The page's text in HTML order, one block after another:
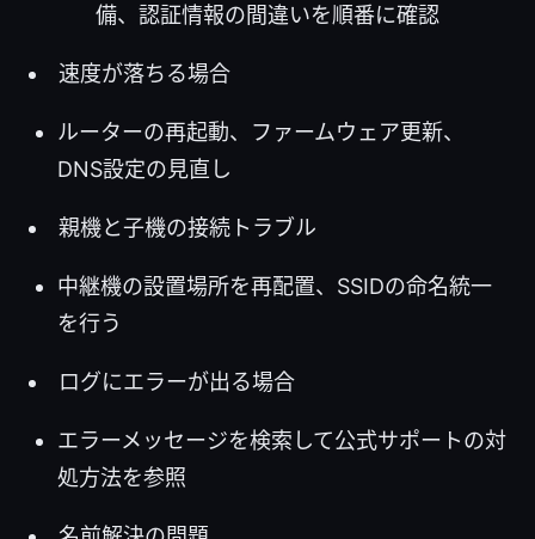
備、認証情報の間違いを順番に確認
速度が落ちる場合
ルーターの再起動、ファームウェア更新、
DNS設定の見直し
親機と子機の接続トラブル
中継機の設置場所を再配置、SSIDの命名統一
を行う
ログにエラーが出る場合
エラーメッセージを検索して公式サポートの対
処方法を参照